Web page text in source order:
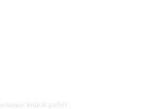
видов работ.